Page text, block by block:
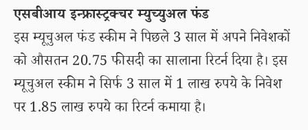
एसबीआय इन्फ्रास्ट्रक्चर म्युच्युअल फंड
इस म्यूचुअल फंड स्कीम ने पिछले 3 साल में अपने निवेशकों
को औसतन 20.75 फीसदी का सालाना रिटर्न दिया है। इस
म्यूचुअल स्कीम ने सिर्फ 3 साल में 1 लाख रुपये के निवेश
पर 1.85 लाख रुपये का रिटर्न कमाया है।